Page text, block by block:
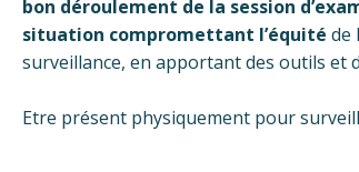
bon déroulement de la session
situation compromettant l’équité de
surveillance, en apportant des outils et
Etre présent physiquement pour